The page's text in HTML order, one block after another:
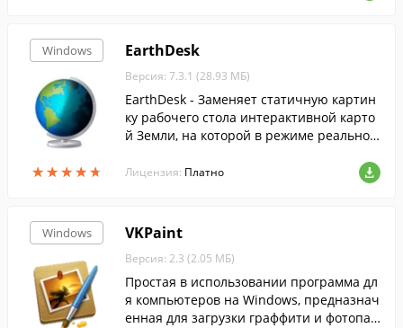
Windows
★★★★★
★★★★★
EarthDesk
Версия: 7.3.1 (28.93 МБ)
EarthDesk - Заменяет статичную картин
ку рабочего стола интерактивной карто
й Земли, на которой в режиме реальног
вечения крупных городов.
Лицензия: Платно
Windows VKPaint
Версия: 2.3 (2.05 МБ)
Простая в использовании программа дл
я компьютеров на Windows, предназнач
енная для загрузки граффити и фотопаз